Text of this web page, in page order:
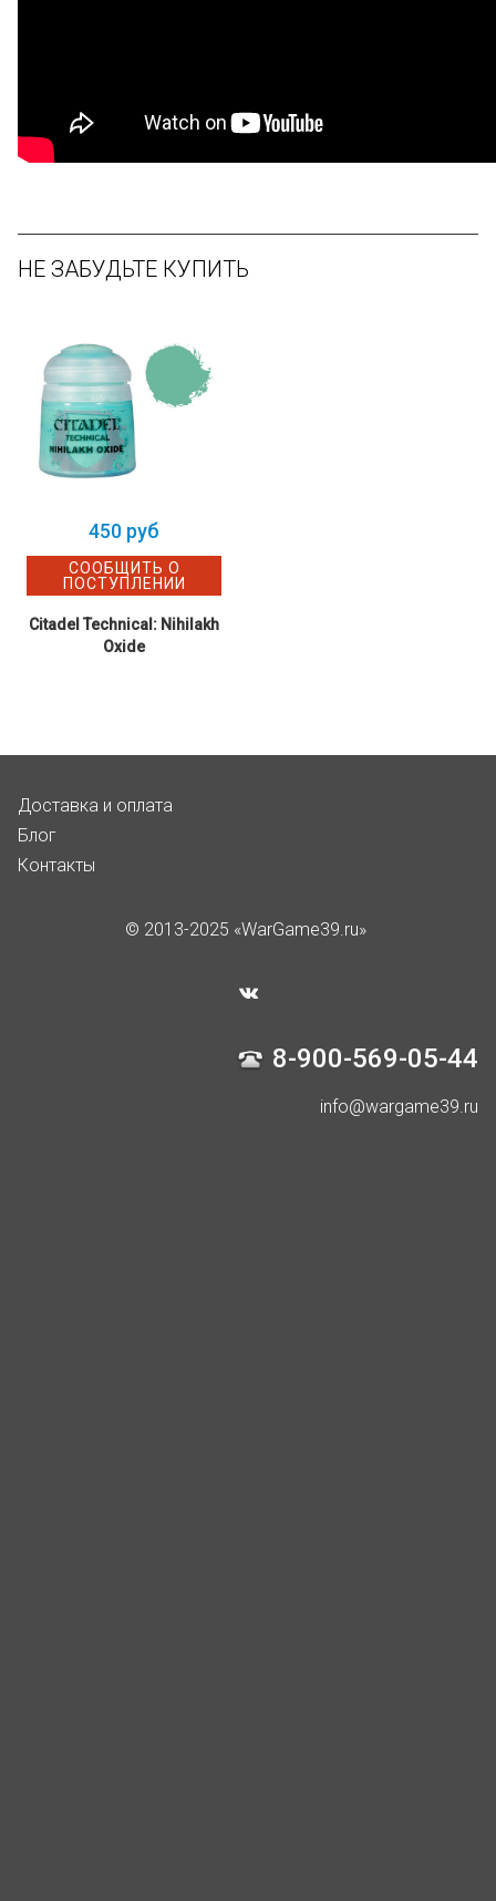
НЕ ЗАБУДЬТЕ КУПИТЬ
450 руб
СООБЩИТЬ О
ПОСТУПЛЕНИИ
Citadel Technical: Nihilakh
Oxide
Доставка и оплата
Блог
Контакты
© 2013-2025 «WarGame39.ru»
8-900-569-05-44
info@wargame39.ru